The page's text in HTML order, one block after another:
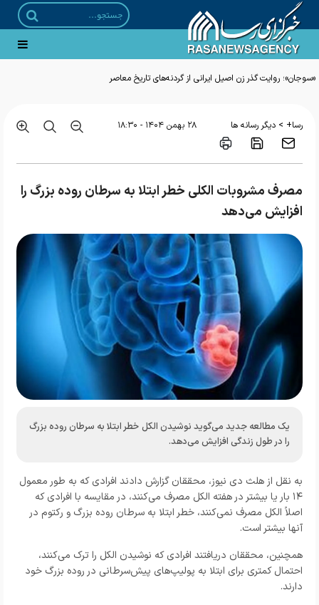
«سوجان»؛ روایت گذر زن اصیل ایرانی از گردنه‌های تاریخ معاصر
رسا+ > دیگر رسانه ها ۲۸ بهمن ۱۴۰۴ - ۱۸:۳۰
مصرف مشروبات الکلی خطر ابتلا به سرطان روده بزرگ را
افزایش می‌دهد
یک مطالعه جدید می‌گوید نوشیدن الکل خطر ابتلا به سرطان روده بزرگ
را در طول زندگی افزایش می‌دهد.
به نقل از هلث دی نیوز، محققان گزارش دادند افرادی که به طور معمول
۱۴ بار یا بیشتر در هفته الکل مصرف می‌کنند، در مقایسه با افرادی که
اصلاً الکل مصرف نمی‌کنند، خطر ابتلا به سرطان روده بزرگ و رکتوم در
آنها بیشتر است.
همچنین، محققان دریافتند افرادی که نوشیدن الکل را ترک می‌کنند،
احتمال کمتری برای ابتلا به پولیپ‌های پیش‌سرطانی در روده بزرگ خود
دارند.